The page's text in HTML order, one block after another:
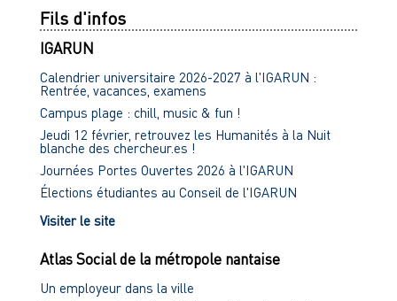
Fils d'infos
IGARUN
Calendrier universitaire 2026-2027 à l'IGARUN :
Rentrée, vacances, examens
Campus plage : chill, music & fun !
Jeudi 12 février, retrouvez les Humanités à la Nuit
blanche des chercheur.es !
Journées Portes Ouvertes 2026 à l'IGARUN
Élections étudiantes au Conseil de l'IGARUN
Visiter le site
Atlas Social de la métropole nantaise
Un employeur dans la ville